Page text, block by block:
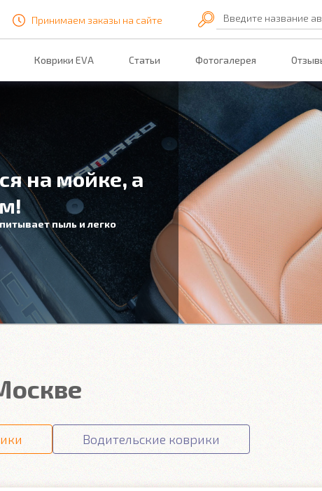
Принимаем заказы на сайте Введите название
Коврики EVA Статьи Фотогалерея
на мойке, а
пыль и легко
Водительские коврики